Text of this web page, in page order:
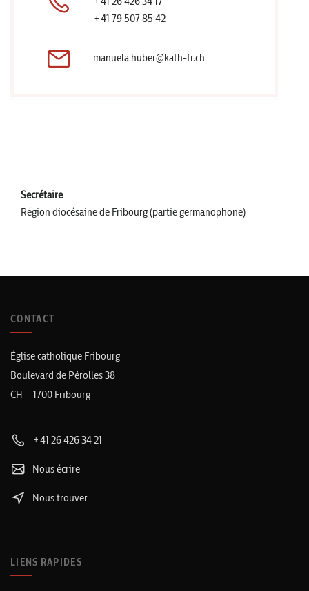
+41 79 507 85 42
manuela.huber@kath-fr.ch
Secrétaire
Région diocésaine de Fribourg (partie germanophone)
CONTACT
Église catholique Fribourg
Boulevard de Pérolles 38
CH – 1700 Fribourg
+41 26 426 34 21
Nous écrire
Nous trouver
LIENS RAPIDES